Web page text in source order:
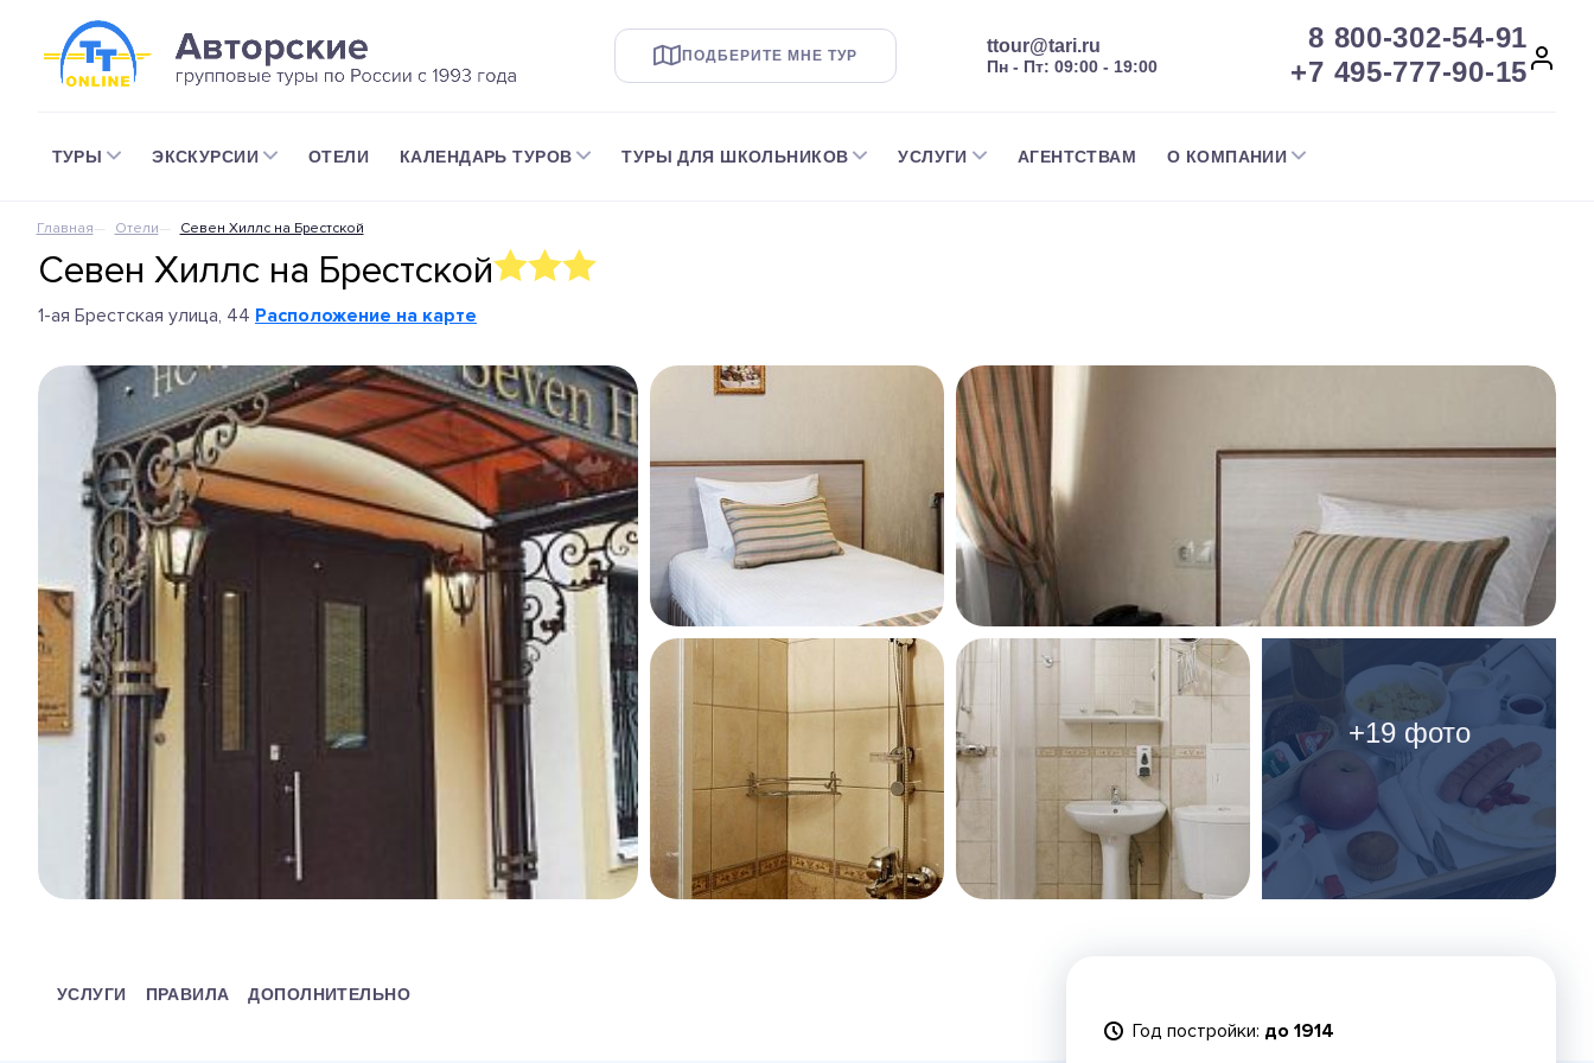
ПОДБЕРИТЕ МНЕ ТУР ttour@tari.ru
Пн - Пт: 09:00 - 19:00
8 800-302-54-91
+7 495-777-90-15
ТУРЫ ЭКСКУРСИИ ОТЕЛИ КАЛЕНДАРЬ ТУРОВ ТУРЫ ДЛЯ ШКОЛЬНИКОВ УСЛУГИ АГЕНТСТВАМ О КОМПАНИИ
Главная Отели Севен Хиллс на Брестской
Севен Хиллс на Брестской
1-ая Брестская улица, 44 Расположение на карте
+19 фото
Год постройки: до 1914
УСЛУГИ ПРАВИЛА ДОПОЛНИТЕЛЬНО